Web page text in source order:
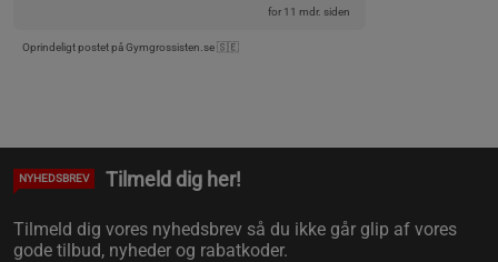
for 11 mdr. siden
Oprindeligt postet på Gymgrossisten.se 🇸🇪
NYHEDSBREV Tilmeld dig her!
Tilmeld dig vores nyhedsbrev så du ikke går glip af vores
gode tilbud, nyheder og rabatkoder.